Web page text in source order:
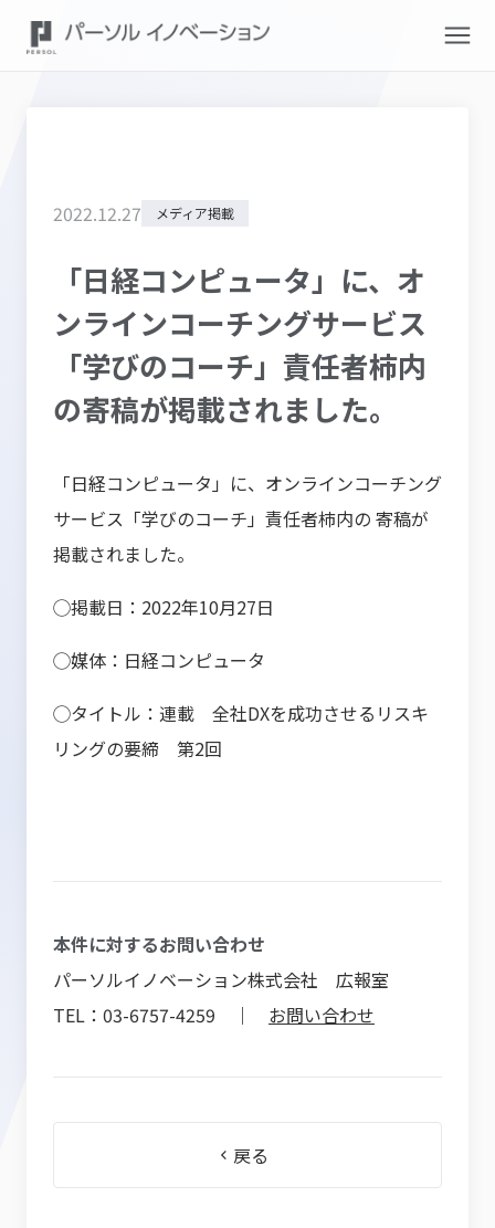
2022.12.27 メディア掲載
「日経コンピュータ」に、オ
ンラインコーチングサービス
「学びのコーチ」責任者柿内
の寄稿が掲載されました。
「日経コンピュータ」に、オンラインコーチング
サービス「学びのコーチ」責任者柿内の 寄稿が
掲載されました。
◯掲載日：2022年10月27日
◯媒体：日経コンピュータ
◯タイトル：連載 全社DXを成功させるリスキ
リングの要締 第2回
本件に対するお問い合わせ
パーソルイノベーション株式会社 広報室
TEL：03-6757-4259 ｜ お問い合わせ
戻る